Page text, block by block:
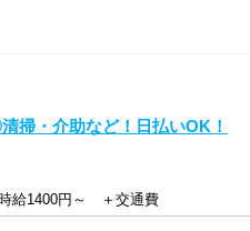
掃・介助など！日払いOK！
時給1400円～ ＋交通費